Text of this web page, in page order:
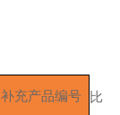
补充产品编号
比